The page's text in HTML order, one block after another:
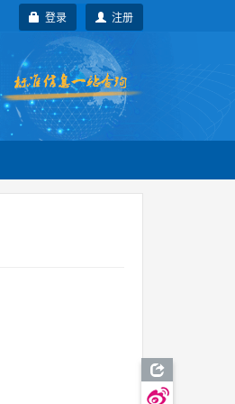
注册
登录